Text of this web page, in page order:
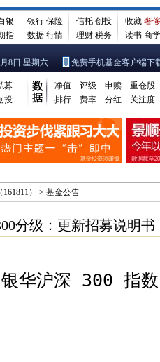
银
指
银行 保险
数据 行情
信托 创投
理财 税务
收藏 奢
读书 商
8日 星期六 免费手机基金客户端下
募
投
净值 评级 申赎
重仓股
排行
费率 分红 关注度
） > 基金公告
分级：更新招募说明书
银华沪深 300 指